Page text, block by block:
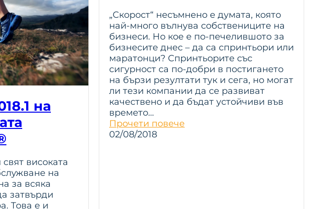
на
високата
на
за всяка
затвърди
Това е и
„Скорост“ несъмнено е думата, която
най-много вълнува собствениците на
бизнеси. Но кое е по-печелившото за
бизнесите днес – да са спринтьори или
маратонци? Спринтьорите със
сигурност са по-добри в постигането
на бързи резултати тук и сега, но могат
ли тези компании да се развиват
качествено и да бъдат устойчиви във
времето…
Прочети повече
02/08/2018